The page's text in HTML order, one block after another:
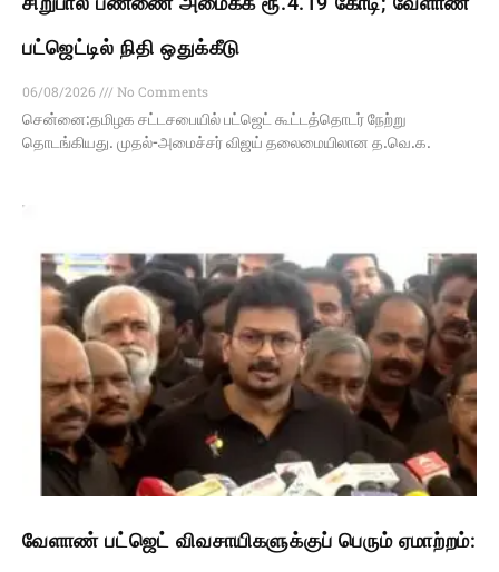
பட்ஜெட்டில் நிதி ஒதுக்கீடு
06/08/2026
No Comments
சென்னை:தமிழக சட்டசபையில் பட்ஜெட் கூட்டத்தொடர் நேற்று
தொடங்கியது. முதல்-அமைச்சர் விஜய் தலைமையிலான த.வெ.க.
வேளாண் பட்ஜெட் விவசாயிகளுக்குப் பெரும் ஏமாற்றம்: